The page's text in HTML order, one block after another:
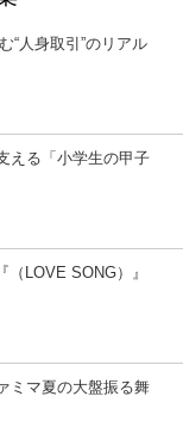
“人身取引”のリアル
える「小学生の甲子
LOVE SONG）』
ミマ夏の大盤振る舞